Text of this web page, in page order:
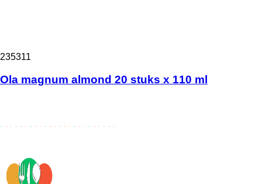
235311
Ola magnum almond 20 stuks x 110 ml